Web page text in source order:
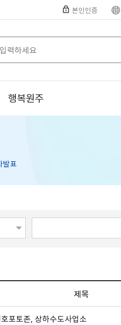
본인인증
행복원주
발표
제목
포토존, 상하수도사업소